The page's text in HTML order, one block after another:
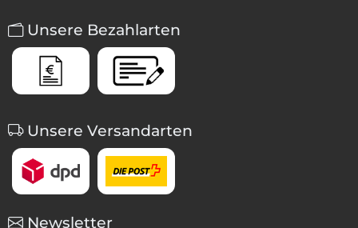
Unsere Bezahlarten
Unsere Versandarten
Newsletter